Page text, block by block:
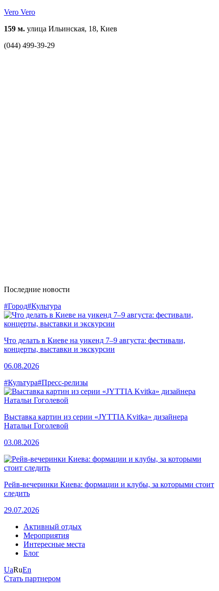
Vero Vero
159 м. улица Ильинская, 18, Киев
(044) 499-39-29
Последние новости
#Город#Культура
Что делать в Киеве на уикенд 7–9 августа: фестивали,
концерты, выставки и экскурсии
06.08.2026
#Культура#Пресс-релизы
Выставка картин из серии «JYTTIA Kvitka» дизайнера
Натальи Гоголевой
03.08.2026
Рейв-вечеринки Киева: формации и клубы, за которыми стоит
следить
29.07.2026
Активный отдых
Мероприятия
Интересные места
Блог
UaRuEn
Стать партнером